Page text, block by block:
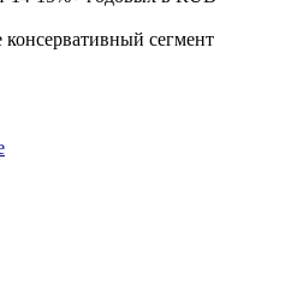
сегмент